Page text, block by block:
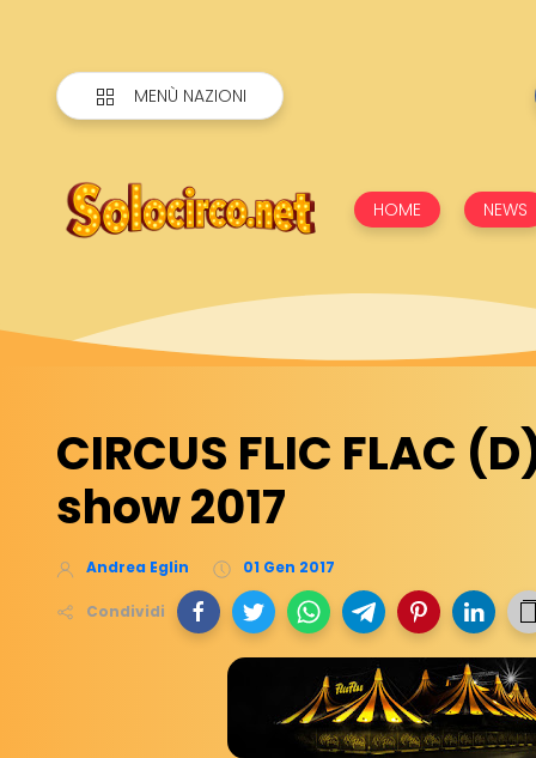
MENÙ NAZIONI
HOME NEWS
CIRCUS FLIC FLAC
show 2017
Andrea Eglin 01 Gen 2017
Condividi